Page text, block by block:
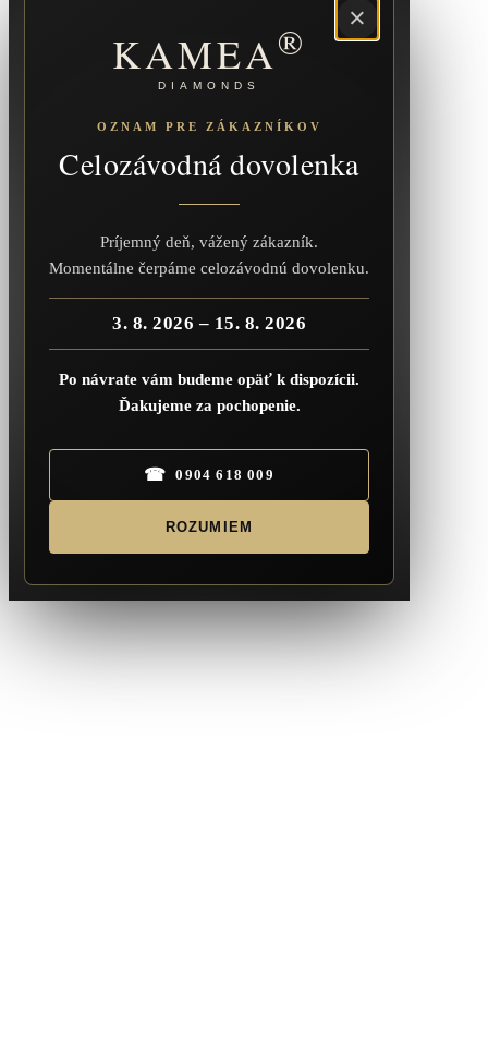
×
KAMEA®
DIAMONDS
OZNAM PRE ZÁKAZNÍKOV
Celozávodná dovolenka
Príjemný deň, vážený zákazník.
Momentálne čerpáme celozávodnú dovolenku.
3. 8. 2026 – 15. 8. 2026
Po návrate vám budeme opäť k dispozícii.
Ďakujeme za pochopenie.
☎ 0904 618 009
ROZUMIEM